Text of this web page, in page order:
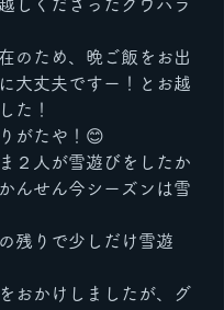
しくださったクワハラ
のため、晩ご飯をお出
大丈夫ですー！とお越
た！
がたや！😊
２人が雪遊びをしたか
んせん今シーズンは雪
残りで少しだけ雪遊
おかけしましたが、グ